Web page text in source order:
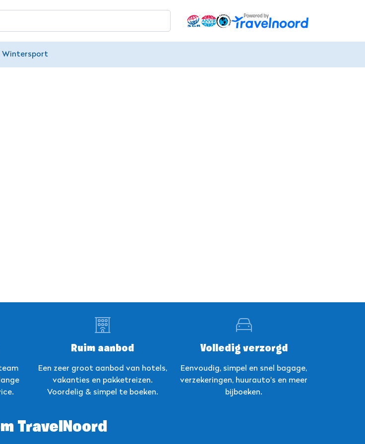
Wintersport
Ruim aanbod
Een zeer groot aanbod van hotels,
vakanties en pakketreizen.
Voordelig & simpel te boeken.
Volledig verzorgd
Eenvoudig, simpel en snel bagage,
verzekeringen, huurauto's en meer
bijboeken.
TravelNoord